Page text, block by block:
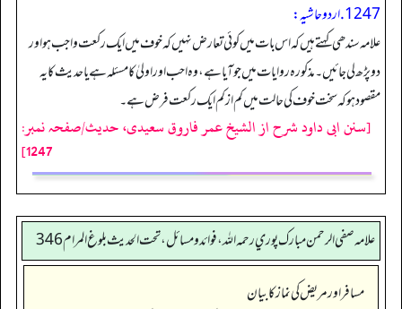
1247. اردو حاشیہ:
علامہ سندھی کہتے ہیں کہ اس بات میں کوئی تعارض نہیں کہ خوف میں ایک رکعت واجب ہو اور
دو پڑھ لی جائیں۔ مذکورہ روایات میں جو آیا ہے، وہ احب اور اولیٰ کا مسئلہ ہے یا حدیث کا یہ
مقصود ہو کہ سخت خوف کی حالت میں کم از کم ایک رکعت فرض ہے۔
[سنن ابی داود شرح از الشیخ عمر فاروق سعیدی، حدیث/صفحہ نمبر:
1247]
علامه صفي الرحمن مبارك پوري رحمه الله، فوائد و مسائل، تحت الحديث بلوغ المرام 346
مسافر اور مریض کی نماز کا بیان